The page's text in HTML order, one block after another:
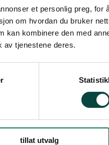
et personlig preg, for
om hvordan du bruker
kan kombinere den med
av tjenestene deres.
tillat utvalg
den korte avstanden til
Bernt Erik Sæther ved